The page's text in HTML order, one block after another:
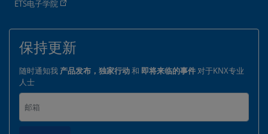
ETS电子学院
保持更新
随时通知我 产品发布，独家行动和 即将来临的事件对于KNX专业
人士